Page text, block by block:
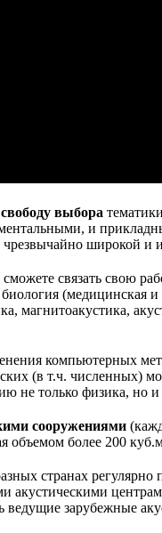
свободу выбора
и
широкой и
связать свою
(медицинская
магнитоакустика,
компьютерных
(в т.ч. численных)
не только физика, но и
сооружениями
объемом более 200
странах
зарубежные